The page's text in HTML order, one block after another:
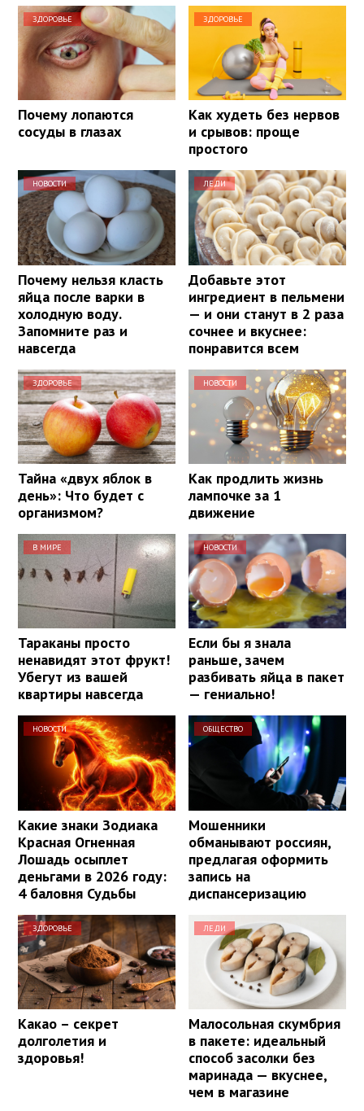
ЗДОРОВЬЕ
Почему лопаются
сосуды в глазах
ЗДОРОВЬЕ
Как худеть без нервов
и срывов: проще
простого
НОВОСТИ
Почему нельзя класть
яйца после варки в
холодную воду.
Запомните раз и
навсегда
ЛЕДИ
Добавьте этот
ингредиент в пельмени
— и они станут в 2 раза
сочнее и вкуснее:
понравится всем
ЗДОРОВЬЕ
Тайна «двух яблок в
день»: Что будет с
организмом?
НОВОСТИ
Как продлить жизнь
лампочке за 1
движение
В МИРЕ
Тараканы просто
ненавидят этот фрукт!
Убегут из вашей
квартиры навсегда
НОВОСТИ
Если бы я знала
раньше, зачем
разбивать яйца в пакет
— гениально!
НОВОСТИ
Какие знаки Зодиака
Красная Огненная
Лошадь осыплет
деньгами в 2026 году:
4 баловня Судьбы
ОБЩЕСТВО
Мошенники
обманывают россиян,
предлагая оформить
запись на
диспансеризацию
ЗДОРОВЬЕ
Какао – секрет
долголетия и
здоровья!
ЛЕДИ
Малосольная скумбрия
в пакете: идеальный
способ засолки без
маринада — вкуснее,
чем в магазине